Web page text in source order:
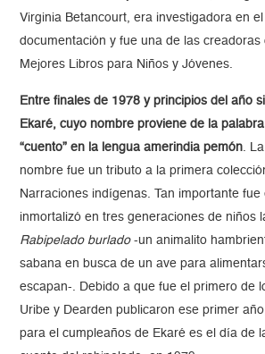
Virginia Betancourt, era investigadora en
documentación y fue una de las creadoras
Mejores Libros para Niños y Jóvenes.
Entre finales de 1978 y principios del año
Ekaré, cuyo nombre proviene de la
“cuento” en la lengua amerindia pemón.
nombre fue un tributo a la primera
Narraciones indígenas. Tan importante
inmortalizó en tres generaciones de niños
Rabipelado burlado-un animalito
sabana en busca de un ave para
escapan-. Debido a que fue el primero de
Uribe y Dearden publicaron ese primer
para el cumpleaños de Ekaré es el día de